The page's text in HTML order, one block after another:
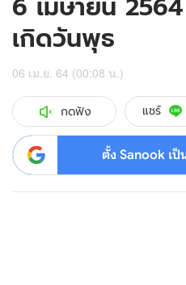
เกิดวันพุธ
06 เม.ย. 64 (00:08 น.)
กดฟัง แชร์
ตั้ง Sanook เป็